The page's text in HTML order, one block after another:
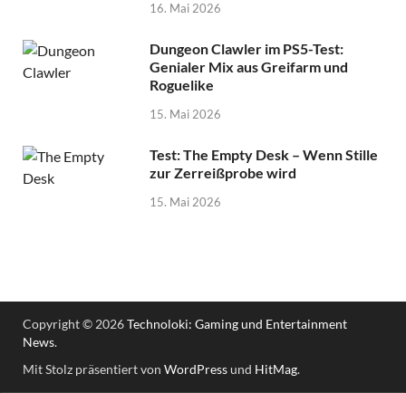
16. Mai 2026
Dungeon Clawler im PS5-Test:
Genialer Mix aus Greifarm und
Roguelike
15. Mai 2026
Test: The Empty Desk – Wenn Stille
zur Zerreißprobe wird
15. Mai 2026
Copyright © 2026Technoloki: Gaming und Entertainment
News.
Mit Stolz präsentiert von WordPressund HitMag.